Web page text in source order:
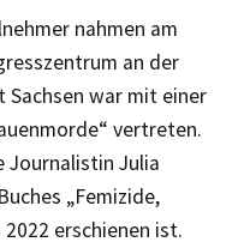
nahmen am
an der
war mit einer
vertreten.
Journalistin Julia
„Femizide,
erschienen ist.